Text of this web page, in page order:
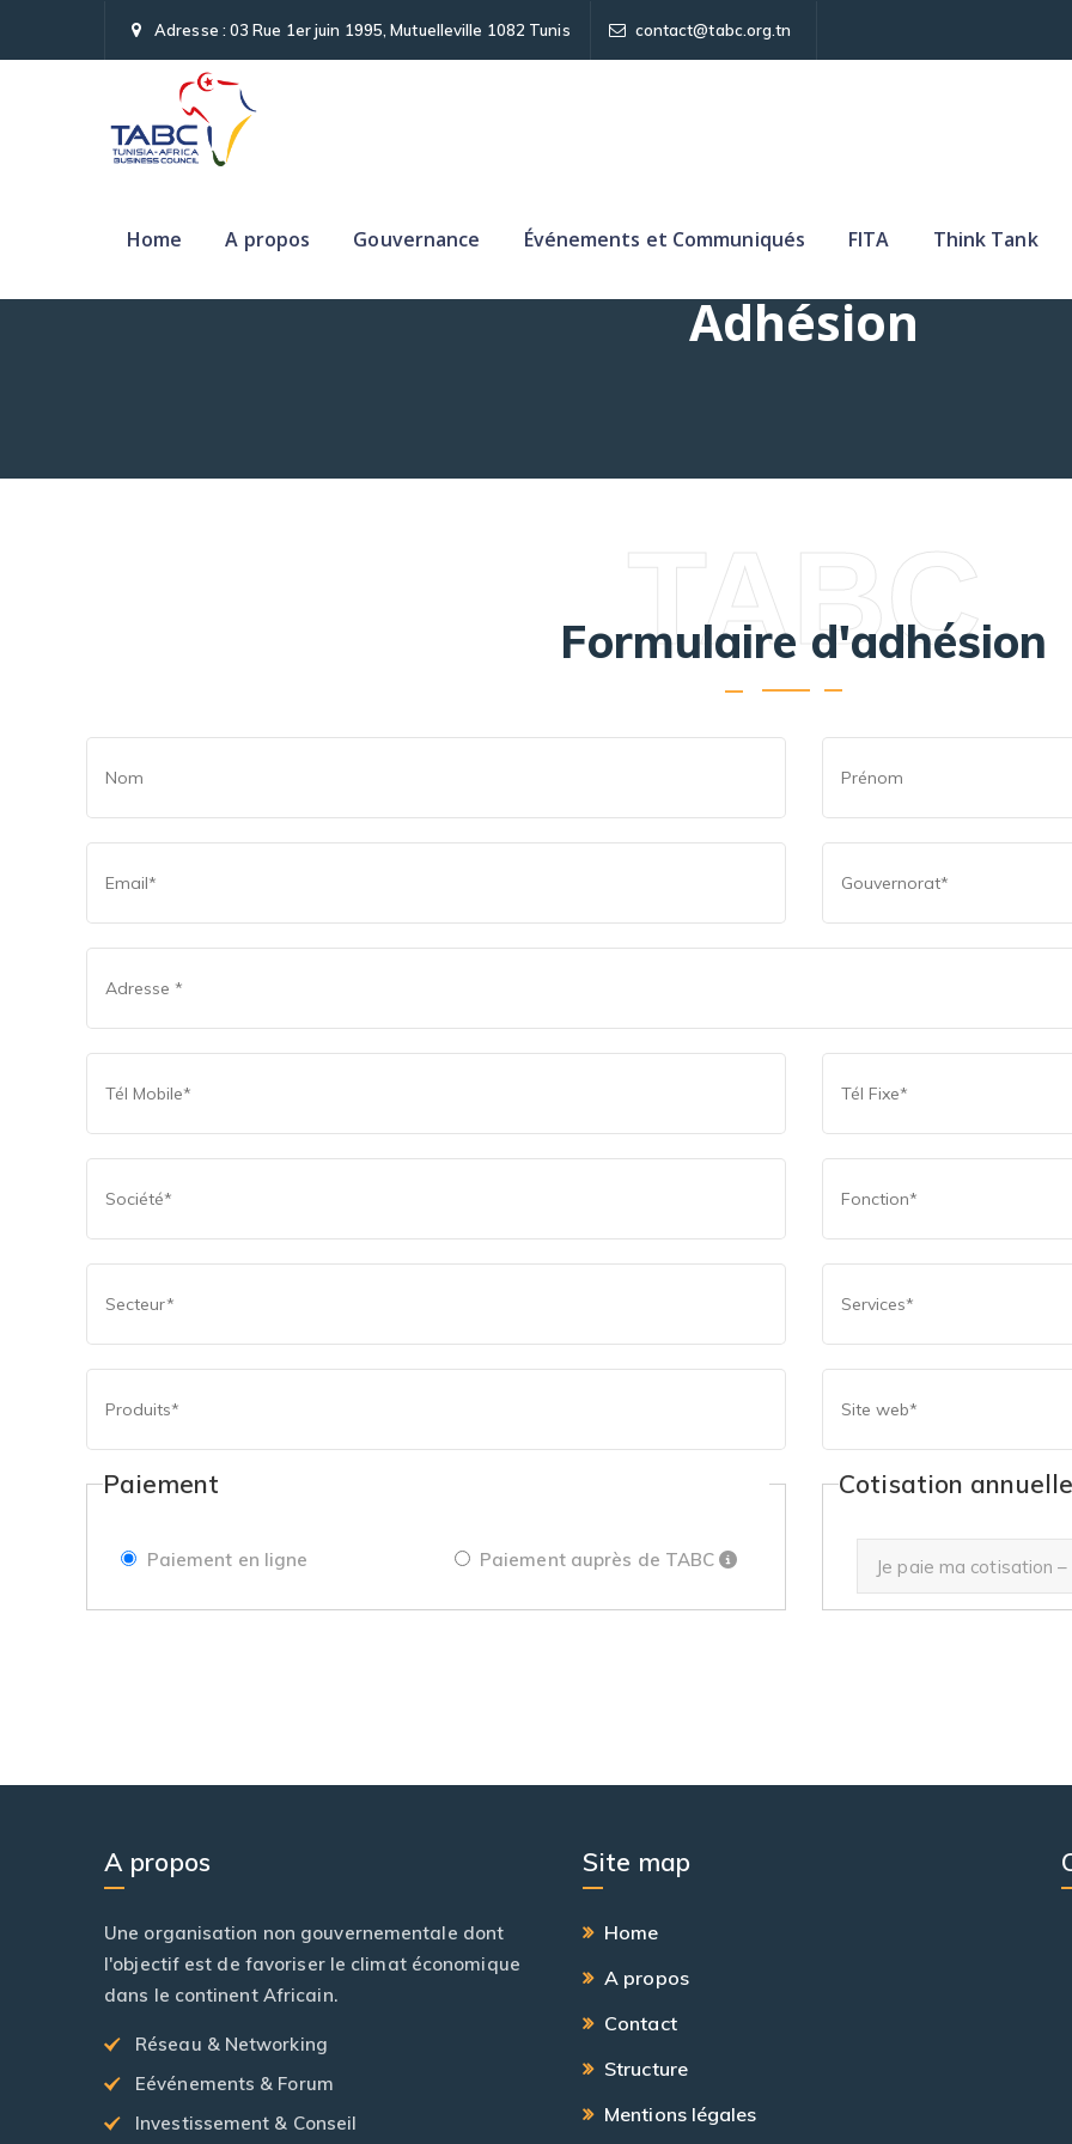
Adresse : 03 Rue 1er juin 1995, Mutuelleville 1082 Tunis contact@tabc.org.tn
Home A propos Gouvernance Événements et Communiqués FITA Think Tank
Adhésion
TABC
Formulaire d'adhésion
Paiement
Paiement en ligne Paiement auprès de TABC
Cotisation
Je paie ma cotisation
A propos
Une organisation non gouvernementale dont
l'objectif est de favoriser le climat économique
dans le continent Africain.
Réseau & Networking
Eévénements & Forum
Investissement & Conseil
Site map
Home
A propos
Contact
Structure
Mentions légales